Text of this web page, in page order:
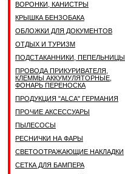
ВОРОНКИ, КАНИСТРЫ
КРЫШКА БЕНЗОБАКА
ОБЛОЖКИ ДЛЯ ДОКУМЕНТОВ
ОТДЫХ И ТУРИЗМ
ПОДСТАКАННИКИ, ПЕПЕЛЬНИЦЫ
ПРОВОДА ПРИКУРИВАТЕЛЯ,
КЛЕММЫ АККУМУЛЯТОРНЫЕ,
ФОНАРЬ ПЕРЕНОСКА
ПРОДУКЦИЯ "ALCA" ГЕРМАНИЯ
ПРОЧИЕ АКСЕССУАРЫ
ПЫЛЕСОСЫ
РЕСНИЧКИ НА ФАРЫ
СВЕТООТРАЖАЮЩИЕ НАКЛАДКИ
СЕТКА ДЛЯ БАМПЕРА